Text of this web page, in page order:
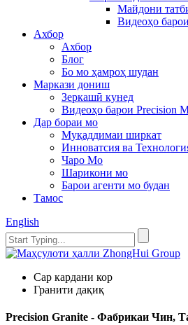
Майдони
Видеоҳо
Ахбор
Ахбор
Блог
Бо мо ҳамроҳ шудан
Маркази дониш
Зеркашӣ кунед
Видеоҳо барои Precision
Дар бораи мо
Муқаддимаи ширкат
Инноватсия ва
Чаро Мо
Шарикони мо
Барои агенти мо будан
Тамос
English
Сар кардани кор
Гранити дақиқ
Precision Granite - Фабрикаи Чин,